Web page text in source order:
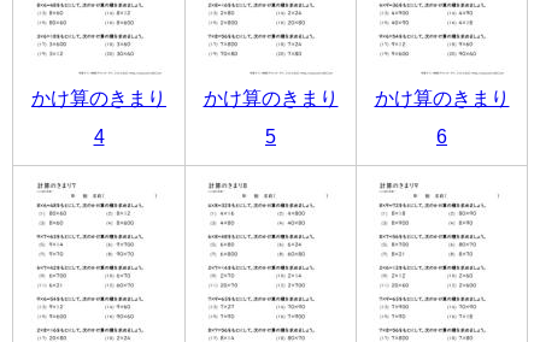
かけ算のきまり
4
かけ算のきまり
5
かけ算のきまり
6